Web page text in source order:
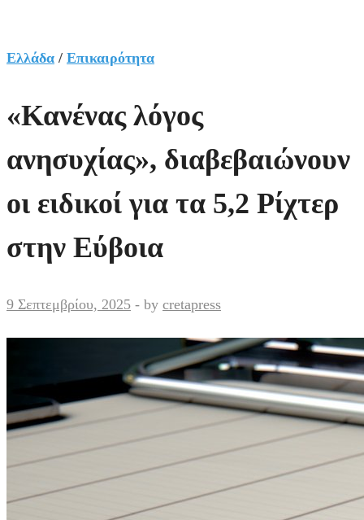
Ελλάδα / Επικαιρότητα
«Κανένας λόγος
ανησυχίας», διαβεβαιώνουν
οι ειδικοί για τα 5,2 Ρίχτερ
στην Εύβοια
9 Σεπτεμβρίου, 2025 - by cretapress